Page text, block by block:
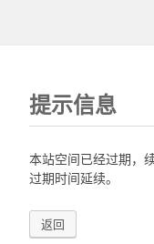
提示信息
本站空间已经过期，
过期时间延续。
返回